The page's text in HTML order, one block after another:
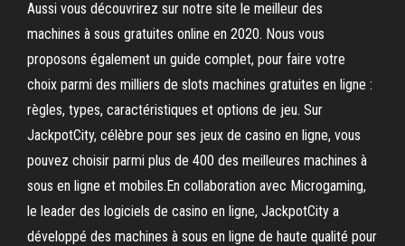
Aussi vous découvrirez sur notre site le meilleur des
machines à sous gratuites online en 2020. Nous vous
proposons également un guide complet, pour faire votre
choix parmi des milliers de slots machines gratuites en ligne :
règles, types, caractéristiques et options de jeu. Sur
JackpotCity, célèbre pour ses jeux de casino en ligne, vous
pouvez choisir parmi plus de 400 des meilleures machines à
sous en ligne et mobiles.En collaboration avec Microgaming,
le leader des logiciels de casino en ligne, JackpotCity a
développé des machines à sous en ligne de haute qualité pour